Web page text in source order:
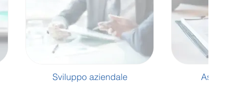
Sviluppo aziendale